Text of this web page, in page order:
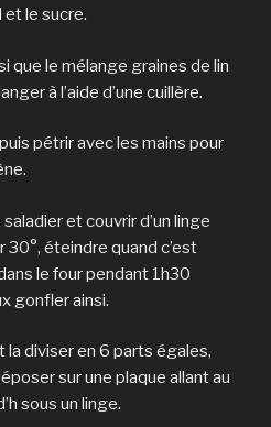
et le sucre.
que le mélange graines de lin
à l’aide d’une cuillère.
pétrir avec les mains pour
et couvrir d’un linge
30°, éteindre quand c’est
le four pendant 1h30
gonfler ainsi.
la diviser en 6 parts égales,
sur une plaque allant au
sous un linge.